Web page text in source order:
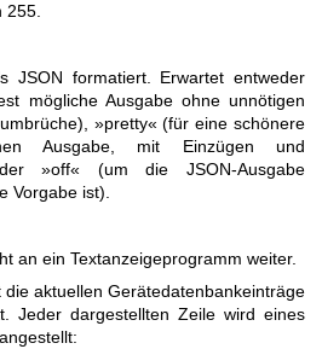
255.
JSON formatiert. Erwartet entweder
mögliche Ausgabe ohne unnötigen
»pretty« (für eine schönere
Ausgabe, mit Einzügen und
»off« (um die JSON-Ausgabe
Vorgabe ist).
an ein Textanzeigeprogramm weiter.
aktuellen Gerätedatenbankeinträge
Jeder dargestellten Zeile wird eines